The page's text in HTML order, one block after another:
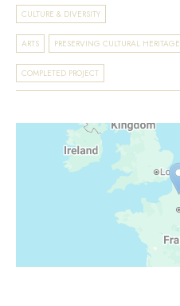
CULTURE & DIVERSITY
ARTS PRESERVING CULTURAL HERITAGE
COMPLETED PROJECT